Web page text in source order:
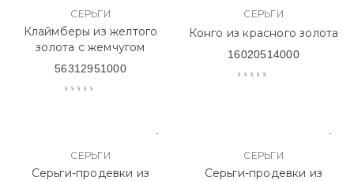
СЕРЬГИ
Клаймберы из желтого
золота с жемчугом
56312951000
СЕРЬГИ
Конго из красного золота
16020514000
СЕРЬГИ
Серьги-продевки из
СЕРЬГИ
Серьги-продевки из